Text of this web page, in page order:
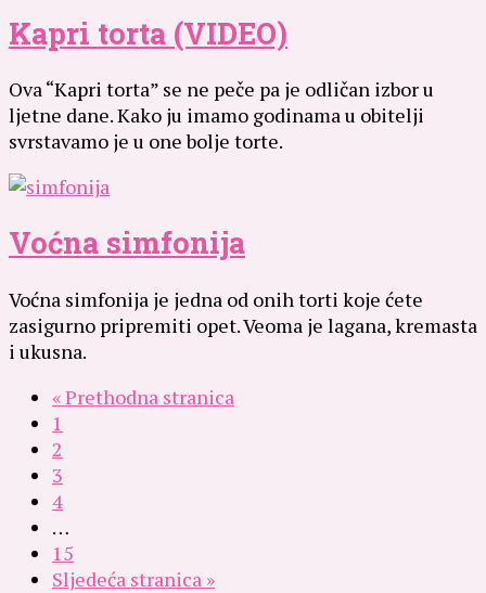
Kapri torta (VIDEO)
Ova “Kapri torta” se ne peče pa je odličan izbor u
ljetne dane. Kako ju imamo godinama u obitelji
svrstavamo je u one bolje torte.
Voćna simfonija
Voćna simfonija je jedna od onih torti koje ćete
zasigurno pripremiti opet. Veoma je lagana, kremasta
i ukusna.
« Prethodna stranica
1
2
3
4
…
15
Sljedeća stranica »